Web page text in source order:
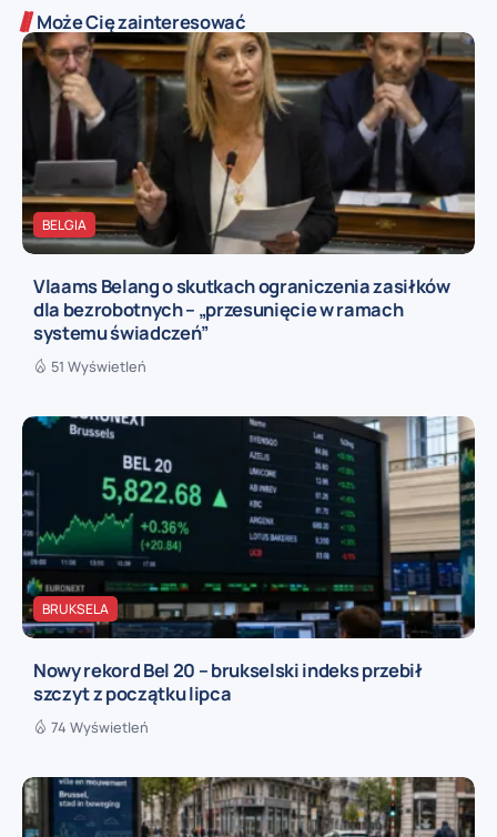
Może Cię zainteresować
BELGIA
Vlaams Belang o skutkach ograniczenia zasiłków
dla bezrobotnych – „przesunięcie w ramach
systemu świadczeń”
51 Wyświetleń
BRUKSELA
Nowy rekord Bel 20 – brukselski indeks przebił
szczyt z początku lipca
74 Wyświetleń